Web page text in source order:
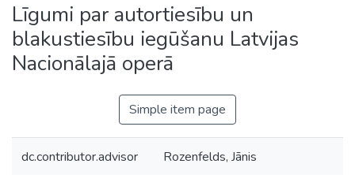
Līgumi par autortiesību un
blakustiesību iegūšanu Latvijas
Nacionālajā operā
Simple item page
dc.contributor.advisor Rozenfelds, Jānis